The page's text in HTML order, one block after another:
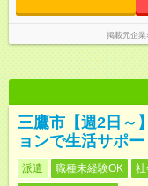
掲載元企業
三鷹市【週2日～
ョンで生活サポー
派遣 職種未経験OK